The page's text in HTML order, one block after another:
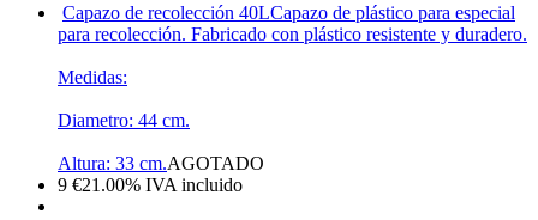
Capazo de recolección 40LCapazo de plástico para especial
para recolección. Fabricado con plástico resistente y duradero.
Medidas:
Diametro: 44 cm.
Altura: 33 cm.AGOTADO
9 €21.00% IVA incluido